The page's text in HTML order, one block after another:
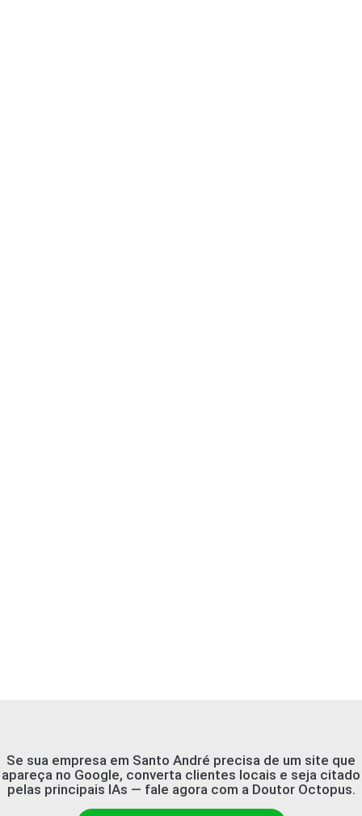
Se sua empresa em Santo André precisa de um site que
apareça no Google, converta clientes locais e seja citado
pelas principais IAs — fale agora com a Doutor Octopus.